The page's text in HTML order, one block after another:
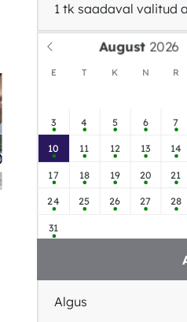
1 tk saadaval valitud
August
E T K N R
3 4 5 6 7
10 11 12 13 14
17 18 19 20 21
24 25 26 27 28
31
Algus